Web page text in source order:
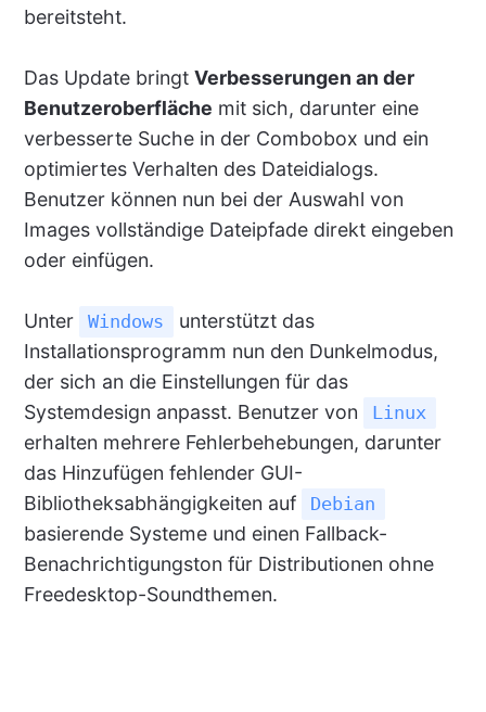
bereitsteht.
Das Update bringt Verbesserungen an der
Benutzeroberfläche mit sich, darunter eine
verbesserte Suche in der Combobox und ein
optimiertes Verhalten des Dateidialogs.
Benutzer können nun bei der Auswahl von
Images vollständige Dateipfade direkt eingeben
oder einfügen.
Unter Windows
unterstützt das
Installationsprogramm nun den Dunkelmodus,
der sich an die Einstellungen für das
Systemdesign anpasst. Benutzer von
Linux
erhalten mehrere Fehlerbehebungen, darunter
das Hinzufügen fehlender GUI-
Bibliotheksabhängigkeiten auf
Debian
basierende Systeme und einen Fallback-
Benachrichtigungston für Distributionen ohne
Freedesktop-Soundthemen.